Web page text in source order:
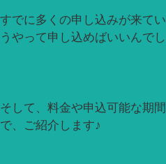
すでに多くの申し込みが来て
うやって申し込めばいいんで
そして、料金や申込可能な期
で、ご紹介します♪